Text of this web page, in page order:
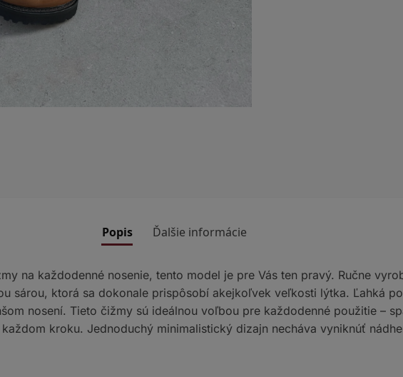
Popis Ďalšie informácie
na každodenné nosenie, tento model je pre Vás ten pravý. Ručne
sárou, ktorá sa dokonale prispôsobí akejkoľvek veľkosti lýtka. Ľahká
nosení. Tieto čižmy sú ideálnou voľbou pre každodenné použitie –
kroku. Jednoduchý minimalistický dizajn necháva vyniknúť